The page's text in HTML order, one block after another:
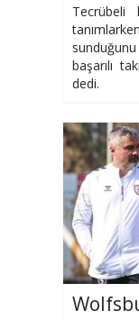
Tecrübeli
başarılı
dedi.